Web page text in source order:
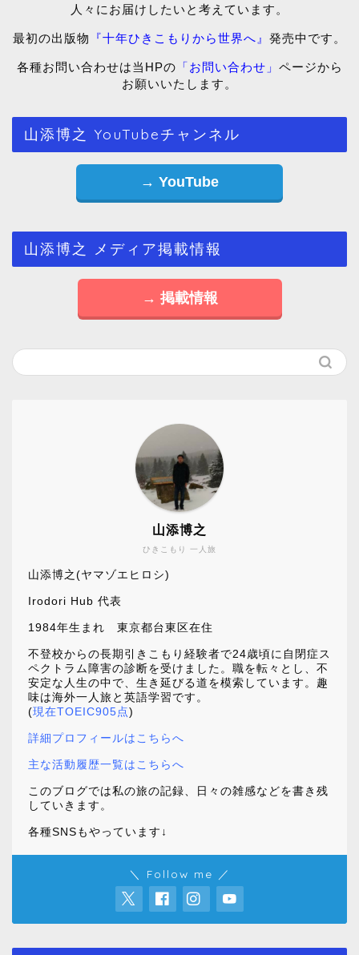
人々にお届けしたいと考えています。
最初の出版物 『十年ひきこもりから世界へ』 発売中です。
各種お問い合わせは当HPの 「お問い合わせ」 ページから
お願いいたします。
山添博之 YouTubeチャンネル
→ YouTube
山添博之 メディア掲載情報
→ 掲載情報
ひきこもり 一人旅
山添博之
山添博之(ヤマゾエヒロシ)
Irodori Hub 代表
1984年生まれ 東京都台東区在住
不登校からの長期引きこもり経験者で24歳頃に自閉症ス
ペクトラム障害の診断を受けました。職を転々とし、不
安定な人生の中で、生き延びる道を模索しています。趣
味は海外一人旅と英語学習です。
(現在TOEIC905点)
詳細プロフィールはこちらへ
主な活動履歴一覧はこちらへ
このブログでは私の旅の記録、日々の雑感などを書き残
していきます。
各種SNSもやっています↓
＼ Follow me ／